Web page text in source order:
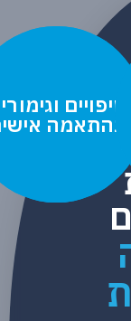
וגימורים
אישית
וגימורים
אישית